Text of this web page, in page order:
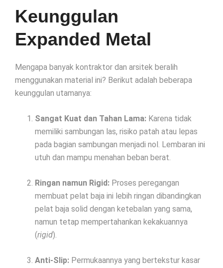
Keunggulan
Expanded Metal
Mengapa banyak kontraktor dan arsitek beralih
menggunakan material ini? Berikut adalah beberapa
keunggulan utamanya:
Sangat Kuat dan Tahan Lama: Karena tidak
memiliki sambungan las, risiko patah atau lepas
pada bagian sambungan menjadi nol. Lembaran ini
utuh dan mampu menahan beban berat.
Ringan namun Rigid: Proses peregangan
membuat pelat baja ini lebih ringan dibandingkan
pelat baja solid dengan ketebalan yang sama,
namun tetap mempertahankan kekakuannya
(rigid).
Anti-Slip: Permukaannya yang bertekstur kasar